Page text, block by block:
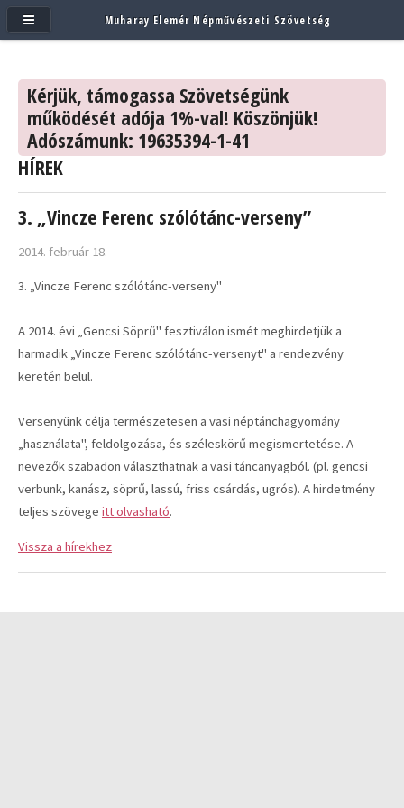
Kérjük, támogassa Szövetségünk
működését adója 1%-val! Köszönjük!
Adószámunk: 19635394-1-41
HÍREK
3. „Vincze Ferenc szólótánc-verseny”
2014. február 18.
3. „Vincze Ferenc szólótánc-verseny"
A 2014. évi „Gencsi Söprű" fesztiválon ismét meghirdetjük a
harmadik „Vincze Ferenc szólótánc-versenyt" a rendezvény
keretén belül.
Versenyünk célja természetesen a vasi néptánchagyomány
„használata", feldolgozása, és széleskörű megismertetése. A
nevezők szabadon választhatnak a vasi táncanyagból. (pl. gencsi
verbunk, kanász, söprű, lassú, friss csárdás, ugrós). A hirdetmény
teljes szövege itt olvasható.
Vissza a hírekhez
Muharay Elemér Népművészeti Szövetség